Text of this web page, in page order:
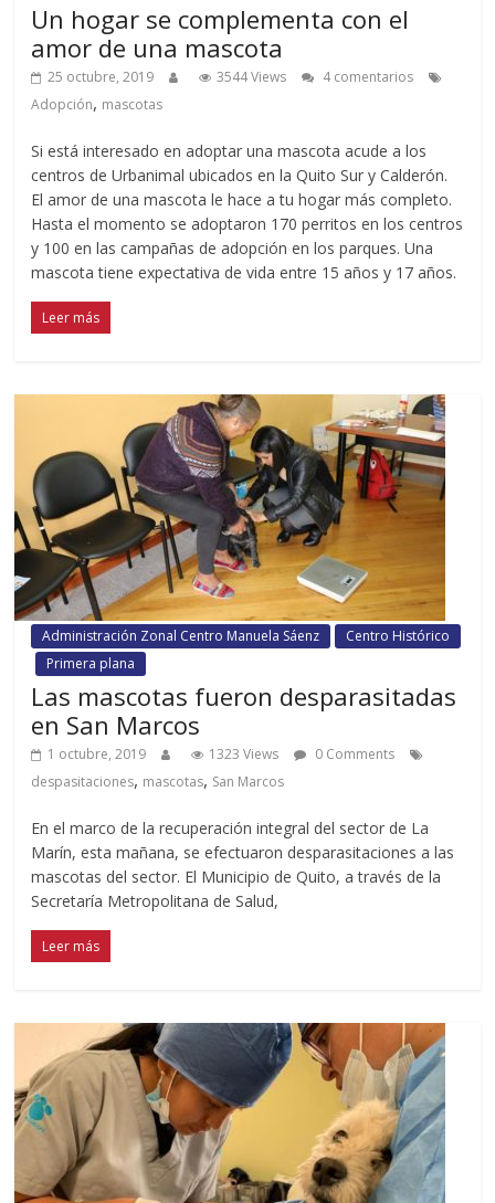
Un hogar se complementa con el
amor de una mascota
25 octubre, 2019 3544 Views
4 comentarios
Adopción, mascotas
Si está interesado en adoptar una mascota acude a los
centros de Urbanimal ubicados en la Quito Sur y Calderón.
El amor de una mascota le hace a tu hogar más completo.
Hasta el momento se adoptaron 170 perritos en los centros
y 100 en las campañas de adopción en los parques. Una
mascota tiene expectativa de vida entre 15 años y 17 años.
Leer más
Administración Zonal Centro Manuela Sáenz
Centro Histórico
Primera plana
Las mascotas fueron desparasitadas
en San Marcos
1 octubre, 2019 1323 Views
0 Comments
despasitaciones, mascotas, San Marcos
En el marco de la recuperación integral del sector de La
Marín, esta mañana, se efectuaron desparasitaciones a las
mascotas del sector. El Municipio de Quito, a través de la
Secretaría Metropolitana de Salud,
Leer más